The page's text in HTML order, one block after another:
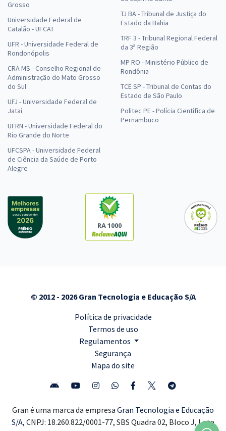
Grosso
Universidade Federal de
Catalão - UFCAT
UFR - Universidade Federal de
Rondonópolis
CRA MS - Conselho Regional de
Administração do Mato Grosso
do Sul
UFJ - Universidade Federal de
Jataí
UFRN - Universidade Federal do
Rio Grande do Norte
UFCSPA - Universidade Federal
de Ciência da Saúde de Porto
Alegre
TJ BA - Tribunal de Justiça do
Estado da Bahia
TRF 3 - Tribunal Regional Federal
da 3ª Região
MP RO - Ministério Público de
Rondônia
TCE SP - Tribunal de Contas do
Estado de São Paulo
Politec PE - Polícia Científica de
Pernambuco
RA 1000
© 2012 - 2026 Gran Tecnologia e Educação S/A
Política de privacidade
Termos de uso
Regulamentos
Segurança
Mapa do site
Gran é uma marca da empresa Gran Tecnologia e Educação
S/A, CNPJ: 18.260.822/0001-77, SBS Quadra 02, Bloco J, Lote